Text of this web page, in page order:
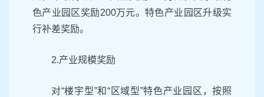
色产业园区奖励200万元。特色产业园区升级实
行补差奖励。
2.产业规模奖励
对“楼宇型”和“区域型”特色产业园区，按照